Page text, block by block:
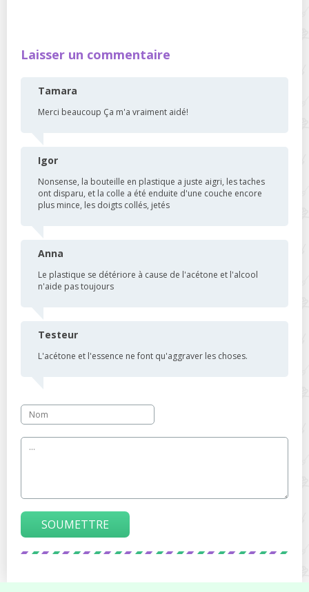
Laisser un commentaire
Tamara
Merci beaucoup Ça m'a vraiment aidé!
Igor
Nonsense, la bouteille en plastique a juste aigri, les taches
ont disparu, et la colle a été enduite d'une couche encore
plus mince, les doigts collés, jetés
Anna
Le plastique se détériore à cause de l'acétone et l'alcool
n'aide pas toujours
Testeur
L'acétone et l'essence ne font qu'aggraver les choses.
SOUMETTRE